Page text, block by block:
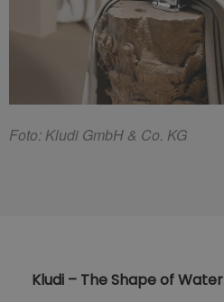
Foto: Kludi GmbH & Co. KG
Kludi – The Shape of Water